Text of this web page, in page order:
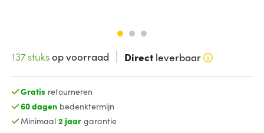
137 stuksop voorraad Directleverbaar
Gratis retourneren
60 dagenbedenktermijn
Minimaal 2 jaargarantie